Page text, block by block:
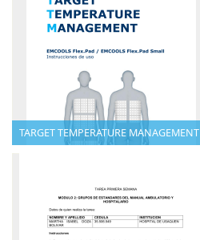
TARGET TEMPERATURE MANAGEMENT